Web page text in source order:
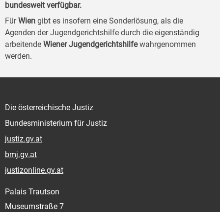
bundesweit verfügbar.
FürWien gibt es insofern eine Sonderlösung, als die
Agenden der Jugendgerichtshilfe durch die eigenständig
arbeitende Wiener Jugendgerichtshilfewahrgenommen
werden.
Die österreichische Justiz
Bundesministerium für Justiz
justiz.gv.at
bmj.gv.at
justizonline.gv.at
Palais Trautson
Museumstraße 7